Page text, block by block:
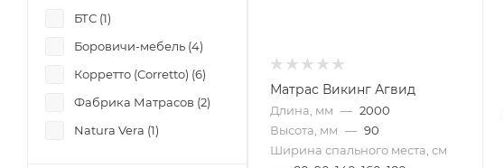
Матрас Викинг Агвид
Длина, мм — 2000
Высота, мм — 90
Ширина спального места, см
БТС (1)
Боровичи-мебель (4)
Корретто (Corretto) (6)
Фабрика Матрасов (2)
Natura Vera (1)